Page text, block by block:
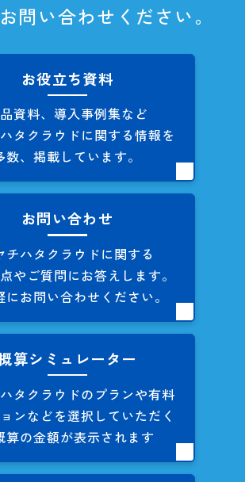
問い合わせください。
お役立ち資料
資料、導入事例集など
タクラウドに関する情報を
数、掲載しています。
お問い合わせ
チハタクラウドに関する
やご質問にお答えします。
にお問い合わせください。
算シミュレーター
タクラウドのプランや有料
ンなどを選択していただく
算の金額が表示されます